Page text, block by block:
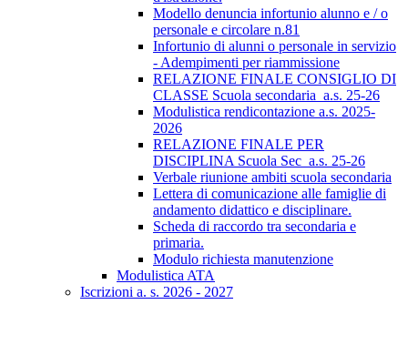
Modello denuncia infortunio alunno e / o
personale e circolare n.81
Infortunio di alunni o personale in servizio
- Adempimenti per riammissione
RELAZIONE FINALE CONSIGLIO DI
CLASSE Scuola secondaria_a.s. 25-26
Modulistica rendicontazione a.s. 2025-
2026
RELAZIONE FINALE PER
DISCIPLINA Scuola Sec_a.s. 25-26
Verbale riunione ambiti scuola secondaria
Lettera di comunicazione alle famiglie di
andamento didattico e disciplinare.
Scheda di raccordo tra secondaria e
primaria.
Modulo richiesta manutenzione
Modulistica ATA
Iscrizioni a. s. 2026 - 2027